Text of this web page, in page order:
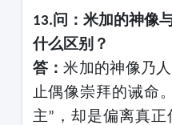
13.问：米加的神像
什么区别？
答：米加的神像乃
止偶像崇拜的诫命
主” ，却是偏离真